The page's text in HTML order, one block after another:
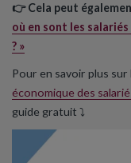
👉 Cela peut
où en sont les
? »
Pour en savoir plus sur
économique des
guide gratuit ⤵️